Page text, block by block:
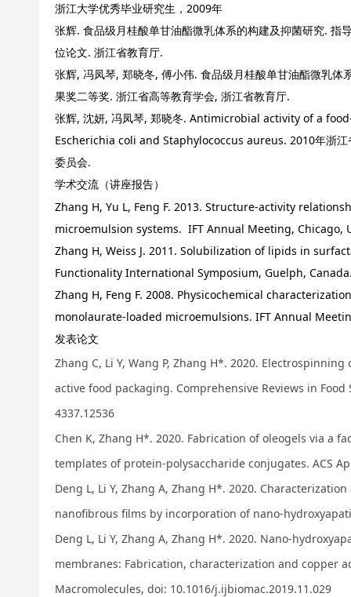
浙江大学优秀毕业研究生，2009年
张辉. 食品级月桂酸单甘油酯微乳体系的构建及抑菌研究. 指
位论文. 浙江省教育厅.
张辉, 冯凤琴, 郑晓冬, 傅小伟. 食品级月桂酸单甘油酯微乳
果奖二等奖. 浙江省高等教育学会, 浙江省教育厅.
张辉, 沈妍, 冯凤琴, 郑晓冬. Antimicrobial activity of a
Escherichia coli and Staphylococcus aureus. 2010年浙江
委员会.
学术交流（讲座报告）
Zhang H, Yu L, Feng F. 2013. Structure-activity
microemulsion systems. IFT Annual Meeting, Chicago,
Zhang H, Weiss J. 2011. Solubilization of lipids in
Functionality International Symposium, Guelph,
Zhang H, Feng F. 2008. Physicochemical
monolaurate-loaded microemulsions. IFT Annual
发表论文
Zhang C, Li Y, Wang P, Zhang H*. 2020.
active food packaging. Comprehensive Reviews in Food
4337.12536
Chen K, Zhang H*. 2020. Fabrication of oleogels via a
templates of protein-polysaccharide conjugates. ACS
Deng L, Li Y, Zhang A, Zhang H*. 2020.
nanofibrous films by incorporation of nano-
Deng L, Li Y, Zhang A, Zhang H*. 2020. Nano-
membranes: Fabrication, characterization and copper
Macromolecules, doi: 10.1016/j.ijbiomac.2019.11.029